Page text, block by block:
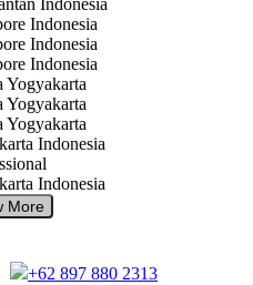
+62 897 880 2313